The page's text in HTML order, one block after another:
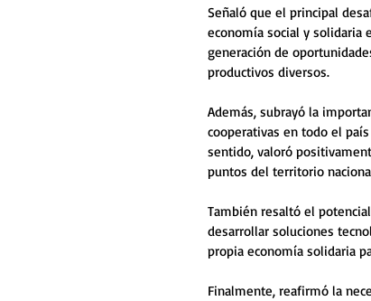
Señaló que el principal
economía social y solidaria
generación de
productivos diversos.
Además, subrayó la
cooperativas en todo el
sentido, valoró
puntos del territorio
También resaltó el
desarrollar soluciones
propia economía solidaria
Finalmente, reafirmó la